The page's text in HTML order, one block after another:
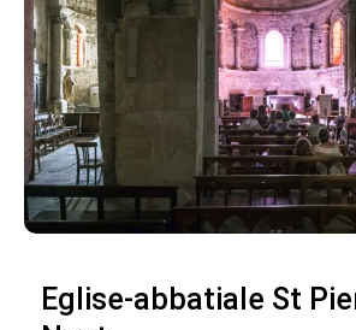
Eglise-abbatiale St